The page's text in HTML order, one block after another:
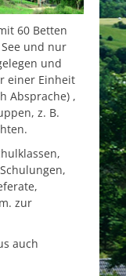
60 Betten
und nur
und
einer Einheit
Absprache) ,
z. B.
zur
auch